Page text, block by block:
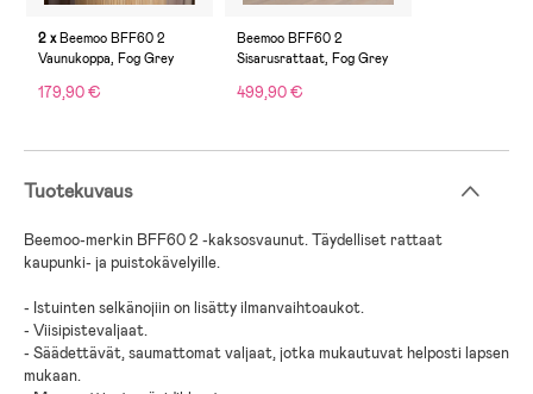
2 x Beemoo BFF60 2
Vaunukoppa, Fog Grey
179,90 €
Beemoo BFF60 2
Sisarusrattaat, Fog Grey
499,90 €
Tuotekuvaus
Beemoo-merkin BFF60 2 -kaksosvaunut. Täydellisetrattaat
kaupunki- ja puistokävelyille.
- Istuinten selkänojiin on lisätty ilmanvaihtoaukot.
- Viisipistevaljaat.
- Säädettävät, saumattomat valjaat, jotka mukautuvat helposti lapsen
mukaan.